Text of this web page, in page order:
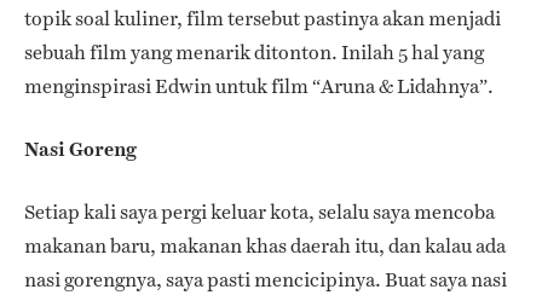
topik soal kuliner, film tersebut pastinya akan menjadi
sebuah film yang menarik ditonton. Inilah 5 hal yang
menginspirasi Edwin untuk film “Aruna & Lidahnya”.
Nasi Goreng
Setiap kali saya pergi keluar kota, selalu saya mencoba
makanan baru, makanan khas daerah itu, dan kalau ada
nasi gorengnya, saya pasti mencicipinya. Buat saya nasi